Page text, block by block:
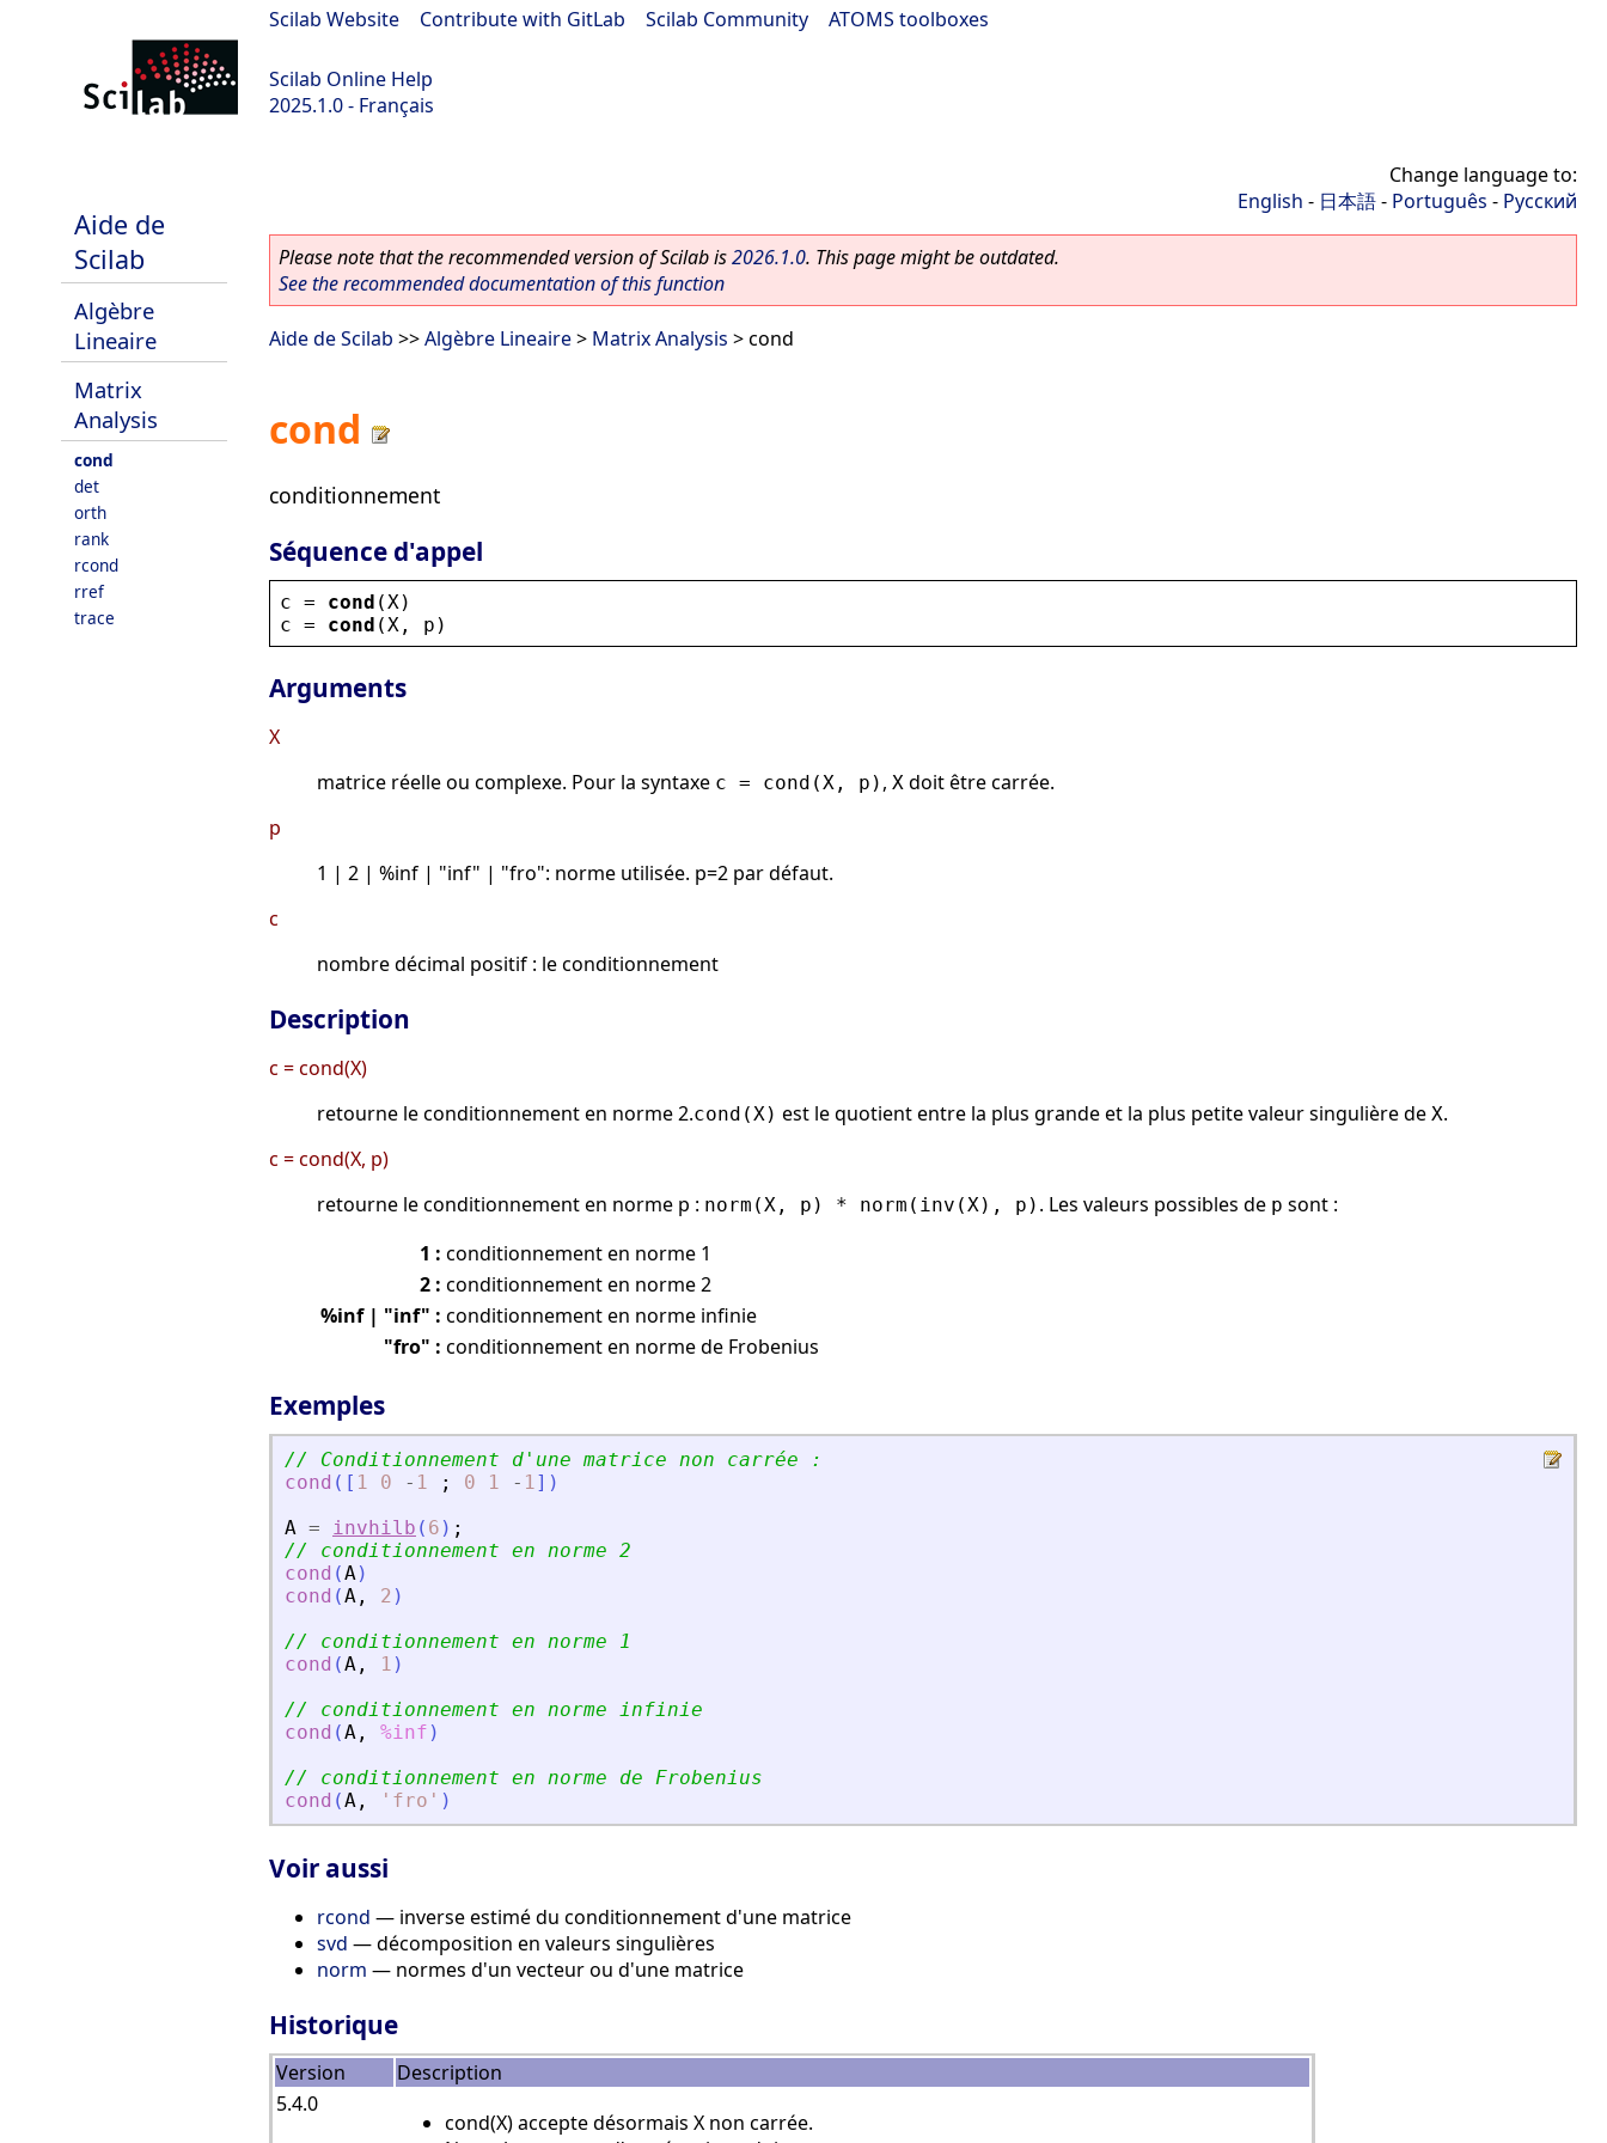
Scilab Website Contribute with GitLab Scilab Community ATOMS toolboxes
Scilab Online Help
2025.1.0 - Français
Aide de
Scilab
Algèbre
Lineaire
Matrix
Analysis
cond
det
orth
rank
rcond
rref
trace
Change language to:
English - 日本語- Português - Русский
Please note that the recommended version of Scilab is2026.1.0. This page might be outdated.
See the recommended documentation of this function
Aide de Scilab >>Algèbre Lineaire> Matrix Analysis > cond
cond
conditionnement
Séquence d'appel
c = cond ( X )
c = cond ( X , p )
Arguments
X
matrice réelle ou complexe. Pour la syntaxe c = cond(X, p) , X doit être carrée.
p
1 | 2 | %inf | "inf" | "fro": norme utilisée. p=2 par défaut.
c
nombre décimal positif : le conditionnement
Description
c = cond(X)
retourne le conditionnement en norme 2.cond(X) est le quotient entre la plus grande et la plus petite valeur singulière de X.
c = cond(X, p)
retourne le conditionnement en norme p : norm(X, p) * norm(inv(X), p) . Les valeurs possibles de p sont :
1 : conditionnement en norme 1
2 : conditionnement en norme 2
%inf | "inf" : conditionnement en norme infinie
"fro" : conditionnement en norme de Frobenius
Exemples
// Conditionnement d ' une matrice non carrée :
cond ( [ 1 0 - 1 ; 0 1 - 1] )
A = invhilb ( 6 ) ;
// conditionnement en norme 2
cond (A)
cond (A , 2 )
// conditionnement en norme 1
cond (A , 1 )
// conditionnement en norme infinie
cond (A , %inf )
// conditionnement en norme de Frobenius
cond (A , ' fro ' )
Voir aussi
rcond — inverse estimé du conditionnement d'une matrice
svd — décomposition en valeurs singulières
norm — normes d'un vecteur ou d'une matrice
Historique
Version
Description
5.4.0
cond(X) accepte désormais X non carrée.